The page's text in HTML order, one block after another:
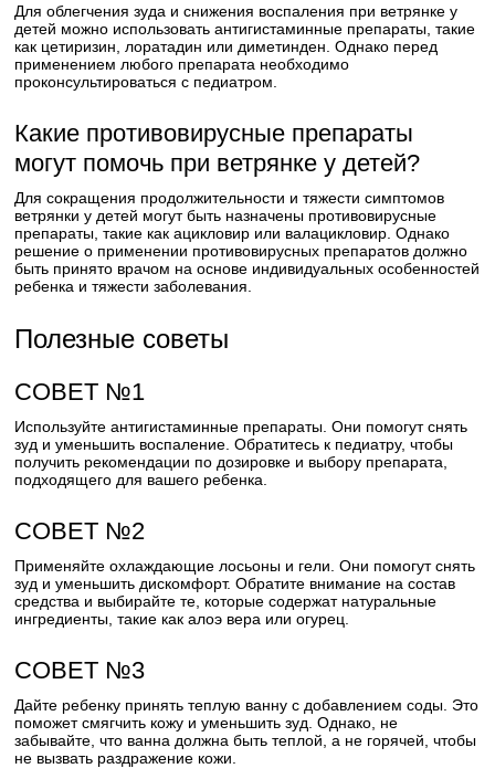
Для облегчения зуда и снижения воспаления при ветрянке у
детей можно использовать антигистаминные препараты, такие
как цетиризин, лоратадин или диметинден. Однако перед
применением любого препарата необходимо
проконсультироваться с педиатром.
Какие противовирусные препараты
могут помочь при ветрянке у детей?
Для сокращения продолжительности и тяжести симптомов
ветрянки у детей могут быть назначены противовирусные
препараты, такие как ацикловир или валацикловир. Однако
решение о применении противовирусных препаратов должно
быть принято врачом на основе индивидуальных особенностей
ребенка и тяжести заболевания.
Полезные советы
СОВЕТ №1
Используйте антигистаминные препараты. Они помогут снять
зуд и уменьшить воспаление. Обратитесь к педиатру, чтобы
получить рекомендации по дозировке и выбору препарата,
подходящего для вашего ребенка.
СОВЕТ №2
Применяйте охлаждающие лосьоны и гели. Они помогут снять
зуд и уменьшить дискомфорт. Обратите внимание на состав
средства и выбирайте те, которые содержат натуральные
ингредиенты, такие как алоэ вера или огурец.
СОВЕТ №3
Дайте ребенку принять теплую ванну с добавлением соды. Это
поможет смягчить кожу и уменьшить зуд. Однако, не
забывайте, что ванна должна быть теплой, а не горячей, чтобы
не вызвать раздражение кожи.